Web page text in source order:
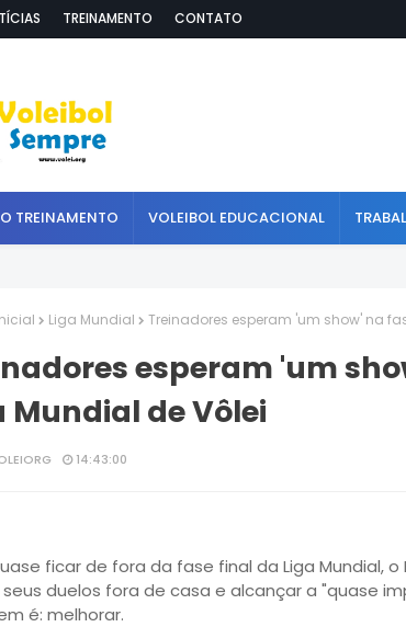
TREINAMENTO CONTATO
TREINAMENTO VOLEIBOL EDUCACIONAL
Liga Mundial Treinadores esperam 'um show' na
esperam 'um
Mundial de Vôlei
14:43:00
ficar de fora da fase final da Liga Mundial, o
duelos fora de casa e alcançar a "quase
é: melhorar.